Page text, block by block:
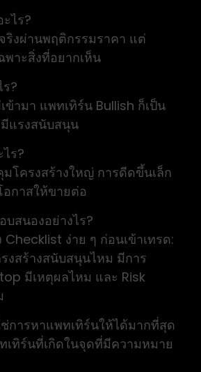
ไร?
ริงผ่านพฤติกรรมราคา แต่
าะสิ่งที่อยากเห็น
?
ข้ามา แพทเทิร์น Bullish ก็เป็น
แรงสนับสนุน
ร?
โครงสร้างใหญ่ การดีดขึ้นเล็ก
กาสให้ขายต่อ
บสนองอย่างไร?
ง่าย ๆ ก่อนเข้าเทรด:
งสร้างสนับสนุนไหม มีการ
มีเหตุผลไหม และ Risk
การหาแพทเทิร์นให้ได้มากที่สุด
เทิร์นที่เกิดในจุดที่มีความหมาย